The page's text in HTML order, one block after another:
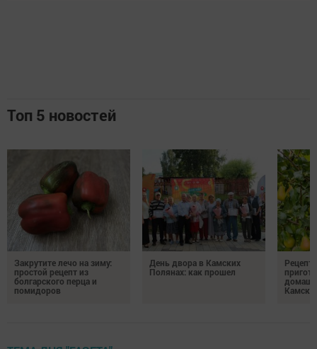
Топ 5 новостей
Закрутите лечо на зиму:
простой рецепт из
болгарского перца и
помидоров
День двора в Камских
Полянах: как прошел